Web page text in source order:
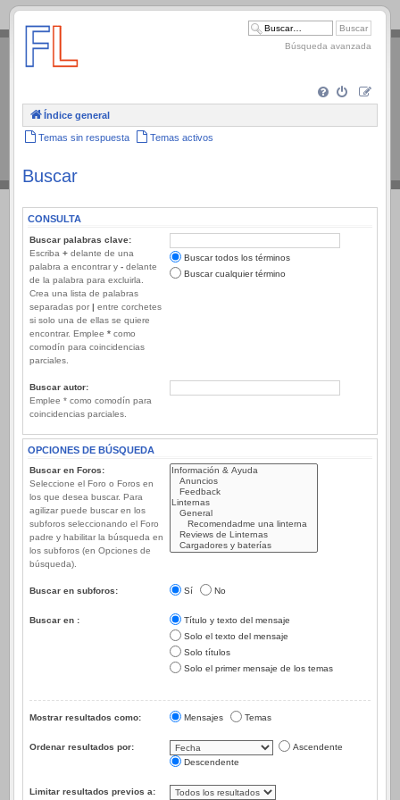
.
Búsqueda avanzada
Índice general
Temas sin respuesta Temas activos
Buscar
CONSULTA
Buscar palabras clave:
Escriba + delante de una
palabra a encontrar y - delante
de la palabra para excluirla.
Crea una lista de palabras
separadas por | entre corchetes
si solo una de ellas se quiere
encontrar. Emplee * como
comodín para coincidencias
parciales.
Buscar todos los términos
Buscar cualquier término
Buscar autor:
Emplee * como comodín para
coincidencias parciales.
OPCIONES DE BÚSQUEDA
Buscar en Foros:
Seleccione el Foro o Foros en
los que desea buscar. Para
agilizar puede buscar en los
subforos seleccionando el Foro
padre y habilitar la búsqueda en
los subforos (en Opciones de
búsqueda).
Buscar en subforos: Sí No
Buscar en :
Título y texto del mensaje
Solo el texto del mensaje
Solo títulos
Solo el primer mensaje de los temas
Mostrar resultados como: Mensajes Temas
Ordenar resultados por:
Ascendente
Descendente
Limitar resultados previos a: